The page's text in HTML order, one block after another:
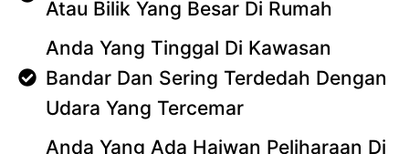
Atau Bilik Yang Besar Di Rumah
Anda Yang Tinggal Di Kawasan
Bandar Dan Sering Terdedah Dengan
Udara Yang Tercemar
Anda Yang Ada Haiwan Peliharaan Di